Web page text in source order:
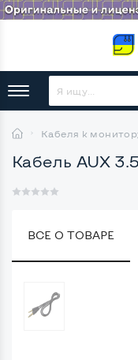
Кабеля к
Кабель AUX
ВСЕ О ТОВАРЕ